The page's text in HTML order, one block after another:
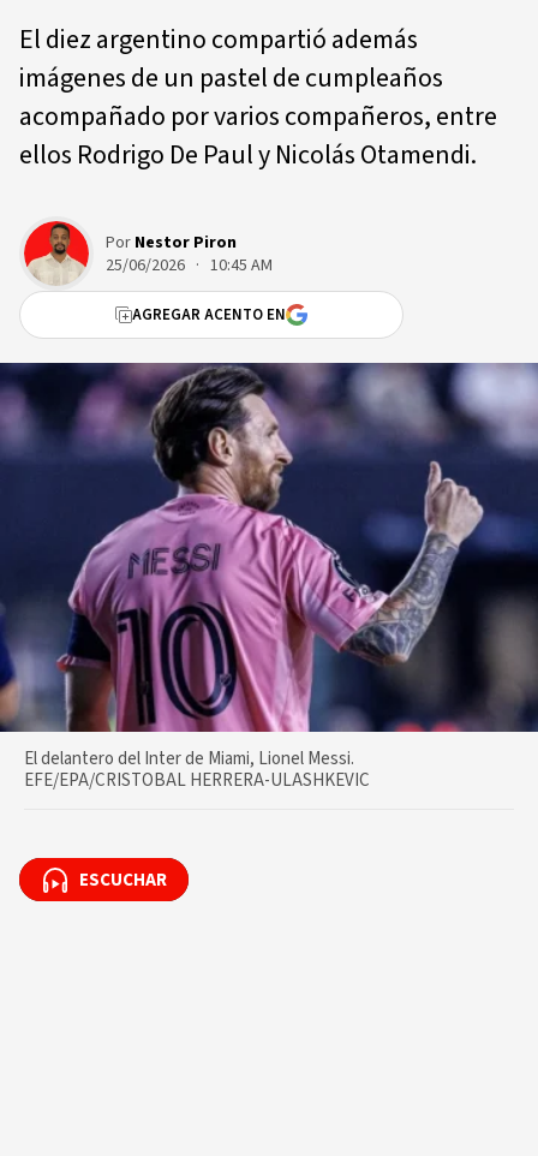
El diez argentino compartió además
imágenes de un pastel de cumpleaños
acompañado por varios compañeros, entre
ellos Rodrigo De Paul y Nicolás Otamendi.
Por Nestor Piron
25/06/2026 · 10:45 AM
AGREGAR ACENTO EN
El delantero del Inter de Miami, Lionel Messi.
EFE/EPA/CRISTOBAL HERRERA-ULASHKEVIC
ESCUCHAR
ESCUCHAR